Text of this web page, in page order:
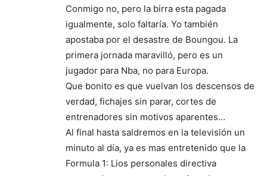
Conmigo no, pero la birra esta pagada
igualmente, solo faltaría. Yo también
apostaba por el desastre de Boungou. La
primera jornada maravilló, pero es un
jugador para Nba, no para Europa.
Que bonito es que vuelvan los descensos de
verdad, fichajes sin parar, cortes de
entrenadores sin motivos aparentes…
Al final hasta saldremos en la televisión un
minuto al día, ya es mas entretenido que la
Formula 1: Lios personales directiva